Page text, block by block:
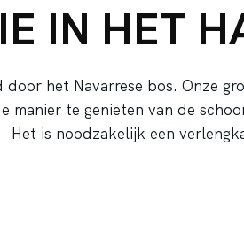
IN HET
het Navarrese bos. Onze
manier te genieten van de
Het is noodzakelijk een